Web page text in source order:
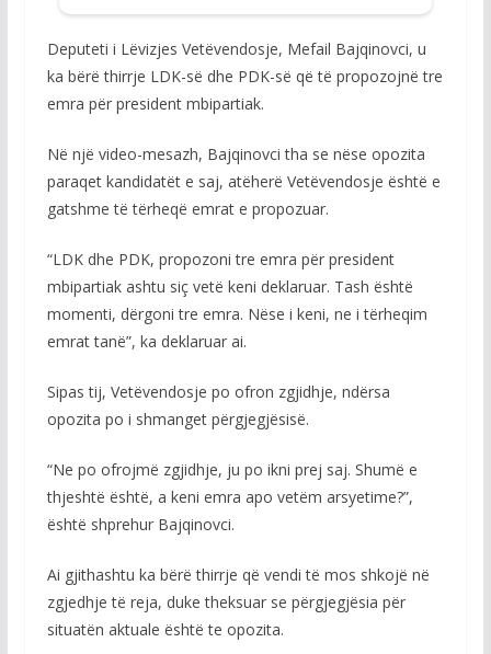
Deputeti i Lëvizjes Vetëvendosje, Mefail Bajqinovci, u
ka bërë thirrje LDK-së dhe PDK-së që të propozojnë tre
emra për president mbipartiak.
Në një video-mesazh, Bajqinovci tha se nëse opozita
paraqet kandidatët e saj, atëherë Vetëvendosje është e
gatshme të tërheqë emrat e propozuar.
“LDK dhe PDK, propozoni tre emra për president
mbipartiak ashtu siç vetë keni deklaruar. Tash është
momenti, dërgoni tre emra. Nëse i keni, ne i tërheqim
emrat tanë”, ka deklaruar ai.
Sipas tij, Vetëvendosje po ofron zgjidhje, ndërsa
opozita po i shmanget përgjegjësisë.
“Ne po ofrojmë zgjidhje, ju po ikni prej saj. Shumë e
thjeshtë është, a keni emra apo vetëm arsyetime?”,
është shprehur Bajqinovci.
Ai gjithashtu ka bërë thirrje që vendi të mos shkojë në
zgjedhje të reja, duke theksuar se përgjegjësia për
situatën aktuale është te opozita.